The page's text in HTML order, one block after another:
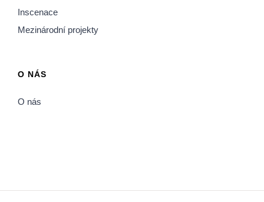
Inscenace
Mezinárodní projekty
O NÁS
O nás